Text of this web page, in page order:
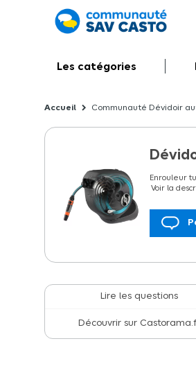
Communauté Dévidoir
Les catégories
Enrouleur
Voir la
Dévidoir
C'est une
Lire les questions
Découvrir sur